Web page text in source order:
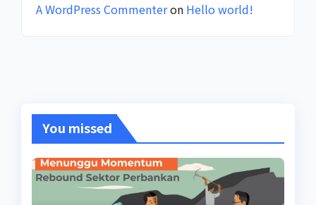
A WordPress Commenteron Hello world!
You missed